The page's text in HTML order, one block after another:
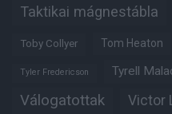
Taktikai mágnestábla
Toby Collyer Tom Heaton
Tyler Fredericson Tyrell
Válogatottak Victor